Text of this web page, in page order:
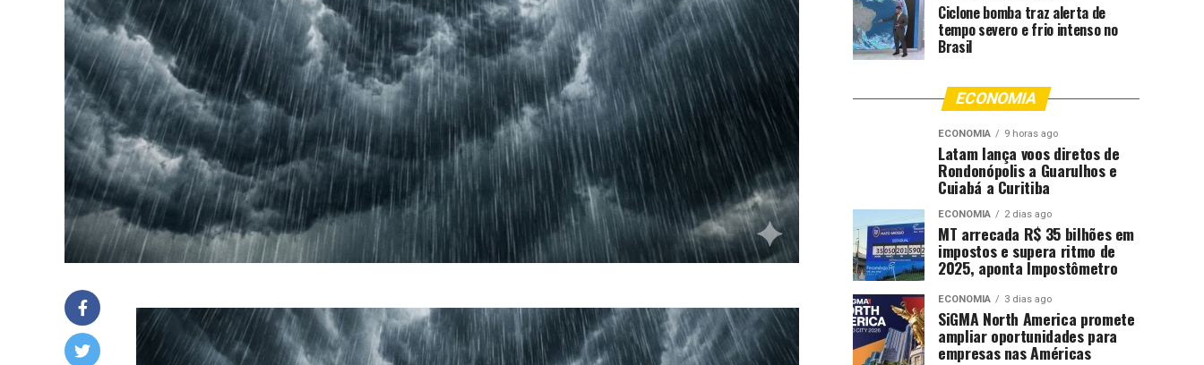
Ciclone bomba traz alerta de
tempo severo e frio intenso no
Brasil
ECONOMIA
ECONOMIA 9 horas ago
Latam lança voos diretos de
Rondonópolis a Guarulhos e
Cuiabá a Curitiba
ECONOMIA 2 dias ago
MT arrecada R$ 35 bilhões em
impostos e supera ritmo de
2025, aponta Impostômetro
ECONOMIA 3 dias ago
SiGMA North America promete
ampliar oportunidades para
empresas nas Américas